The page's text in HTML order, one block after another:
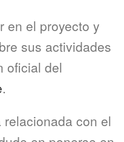
en el proyecto y
sus actividades
oficial del
.
con el